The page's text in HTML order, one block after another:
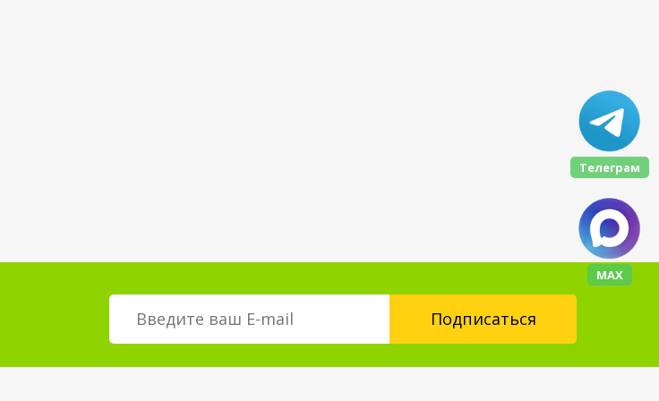
Телеграм
МАХ